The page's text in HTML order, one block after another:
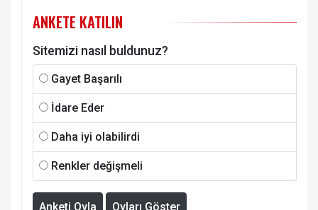
ANKETE KATILIN
Sitemizi nasıl buldunuz?
Gayet Başarılı
İdare Eder
Daha iyi olabilirdi
Renkler değişmeli
Anketi Oyla Oyları Göster